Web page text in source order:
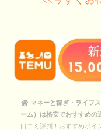
マネーと稼ぎ・ライフ
ーム）は格安でおすすめの
口コミ評判！おすすめポイ